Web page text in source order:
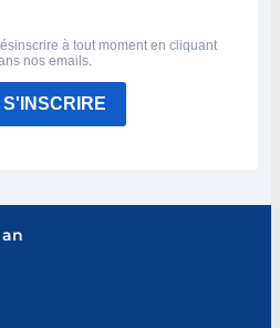
à tout moment en cliquant
nos emails.
S'INSCRIRE